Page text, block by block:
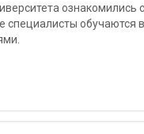
специалисты обучаются